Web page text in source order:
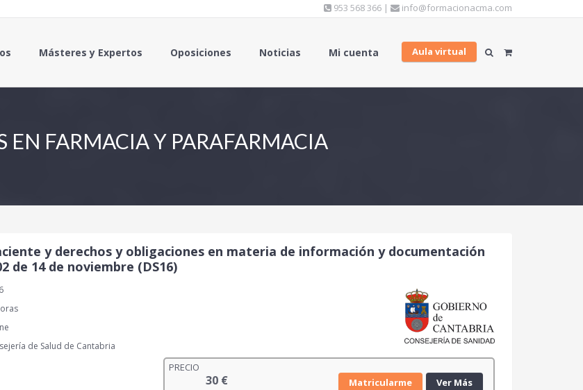
953 568 366 | info@formacionacma.com
Másteres y Expertos Oposiciones Noticias Mi cuenta Aula virtual
EN FARMACIA Y PARAFARMACIA
y derechos y obligaciones en materia de información y documentación
de 14 de noviembre (DS16)
de Salud de Cantabria
PRECIO
30 € Matricularme Ver Más